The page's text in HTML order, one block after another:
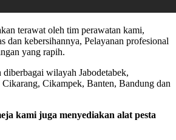
terawat oleh tim perawatan kami,
dan kebersihannya, Pelayanan profesional
yang rapih.
wilayah Jabodetabek,
Cikampek, Banten, Bandung dan
kami juga menyediakan alat pesta